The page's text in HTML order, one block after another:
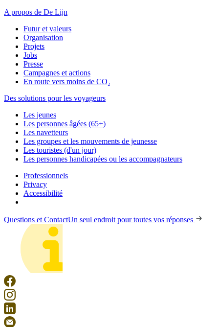
A propos de De Lijn
Futur et valeurs
Organisation
Projets
Jobs
Presse
Campagnes et actions
En route vers moins de CO₂
Des solutions pour les voyageurs
Les jeunes
Les personnes âgées (65+)
Les navetteurs
Les groupes et les mouvements de jeunesse
Les touristes (d'un jour)
Les personnes handicapées ou les accompagnateurs
Professionnels
Privacy
Accessibilité
Questions et ContactUn seul endroit pour toutes vos réponses